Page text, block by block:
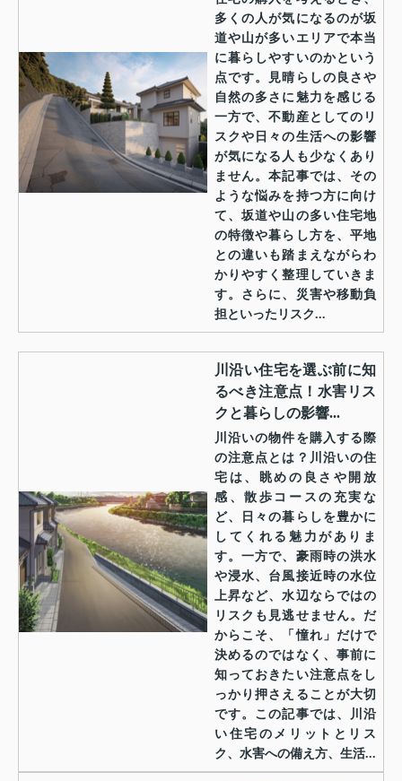
多くの人が気になるのが坂
道や山が多いエリアで本当
に暮らしやすいのかという
点です。見晴らしの良さや
自然の多さに魅力を感じる
一方で、不動産としてのリ
スクや日々の生活への影響
が気になる人も少なくあり
ません。本記事では、その
ような悩みを持つ方に向け
て、坂道や山の多い住宅地
の特徴や暮らし方を、平地
との違いも踏まえながらわ
かりやすく整理していきま
す。さらに、災害や移動負
担といったリスク...
川沿い住宅を選ぶ前に知
るべき注意点！水害リス
クと暮らしの影響...
川沿いの物件を購入する際
の注意点とは？川沿いの住
宅は、眺めの良さや開放
感、散歩コースの充実な
ど、日々の暮らしを豊かに
してくれる魅力がありま
す。一方で、豪雨時の洪水
や浸水、台風接近時の水位
上昇など、水辺ならではの
リスクも見逃せません。だ
からこそ、「憧れ」だけで
決めるのではなく、事前に
知っておきたい注意点をし
っかり押さえることが大切
です。この記事では、川沿
い住宅のメリットとリス
ク、水害への備え方、生活...